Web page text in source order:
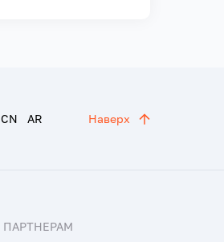
CN AR Наверх
ПАРТНЕРАМ